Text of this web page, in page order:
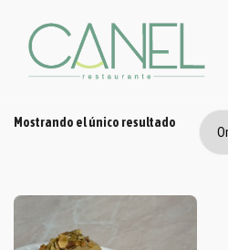
Mostrando el único resultado